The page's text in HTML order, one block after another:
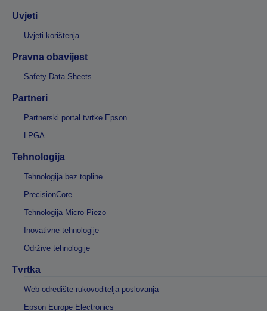
Uvjeti
Uvjeti korištenja
Pravna obavijest
Safety Data Sheets
Partneri
Partnerski portal tvrtke Epson
LPGA
Tehnologija
Tehnologija bez topline
PrecisionCore
Tehnologija Micro Piezo
Inovativne tehnologije
Održive tehnologije
Tvrtka
Web-odredište rukovoditelja poslovanja
Epson Europe Electronics